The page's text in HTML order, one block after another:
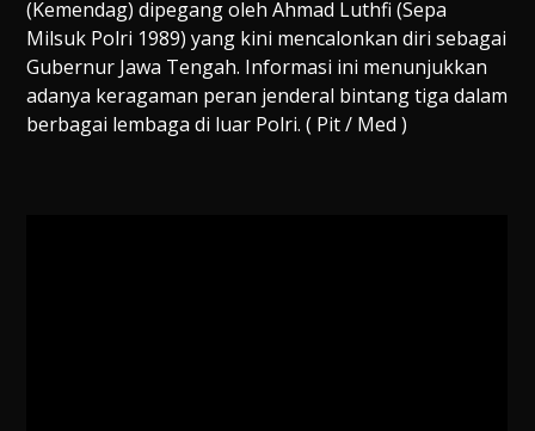
(Kemendag) dipegang oleh Ahmad Luthfi (Sepa
Milsuk Polri 1989) yang kini mencalonkan diri sebagai
Gubernur Jawa Tengah. Informasi ini menunjukkan
adanya keragaman peran jenderal bintang tiga dalam
berbagai lembaga di luar Polri. ( Pit / Med )